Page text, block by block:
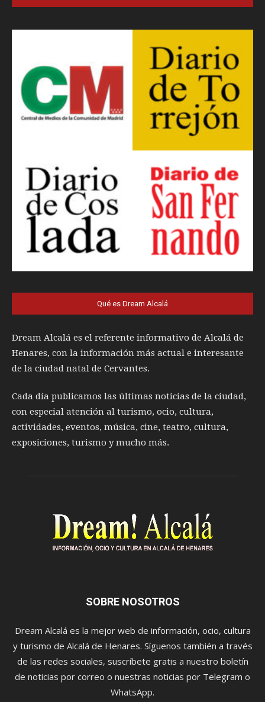
Qué es Dream Alcalá
Dream Alcalá es el referente informativo de Alcalá de
Henares, con la información más actual e interesante
de la ciudad natal de Cervantes.
Cada día publicamos las últimas noticias de la ciudad,
con especial atención al turismo, ocio, cultura,
actividades, eventos, música, cine, teatro, cultura,
exposiciones, turismo y mucho más.
SOBRE NOSOTROS
Dream Alcalá es la mejor web de información, ocio, cultura
y turismo de Alcalá de Henares. Síguenos también a través
de las redes sociales, suscríbete gratis a nuestro boletín
de noticias por correo o nuestras noticias por Telegram o
WhatsApp.